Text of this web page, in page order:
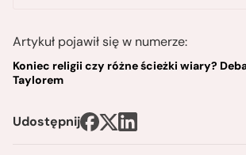
Artykuł pojawił się w numerze:
Koniec religii czy różne ścieżki wiary?
Taylorem
Udostępnij